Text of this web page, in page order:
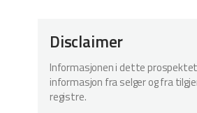
Disclaimer
Informasjonen i dette
informasjon fra selger og fra
registre.